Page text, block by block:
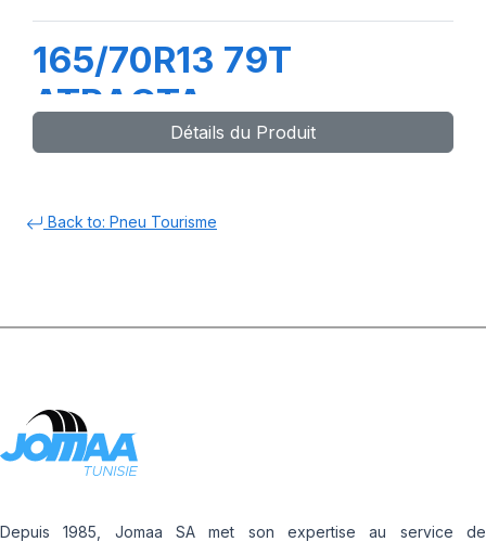
165/70R13 79T
ATRACTA
Détails du Produit
Back to: Pneu Tourisme
Depuis 1985, Jomaa SA met son expertise au service de